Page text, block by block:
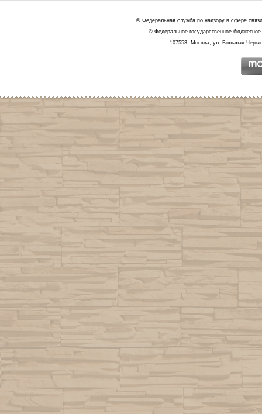
© Федеральная служба по надзору в сфере
© Федеральное государственное
107553, Москва, ул. Большая